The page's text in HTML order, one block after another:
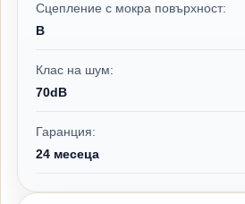
Сцепление с мокра повърхност:
B
Клас на шум:
70dB
Гаранция:
24 месеца